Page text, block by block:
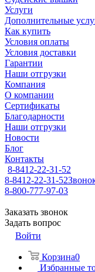
Услуги
Дополнительные
Как купить
Условия оплаты
Условия доставки
Гарантии
Наши отгрузки
Компания
О компании
Сертификаты
Благодарности
Наши отгрузки
Новости
Блог
Контакты
8-8412-22-31-52
8-8412-22-31-52
8-800-777-97-03
Заказать звонок
Задать вопрос
Войти
Корзина0
Избранные